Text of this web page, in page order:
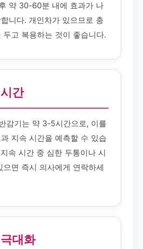
약 30-60분 내에 효과가 나
니다. 개인차가 있으므로 충
두고 복용하는 것이 좋습니다.
간
감기는 약 3-5시간으로, 이를
지속 시간을 예측할 수 있습
속 시간 중 심한 두통이나 시
으면 즉시 의사에게 연락하세
대화